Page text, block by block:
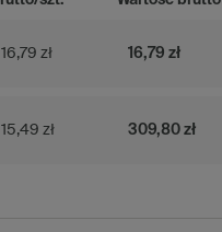
16,79 zł 16,79 zł
15,49 zł 309,80 zł